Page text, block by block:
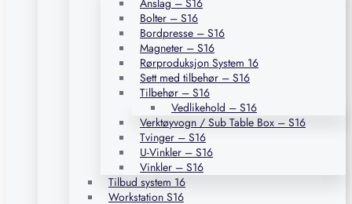
Anslag – S16
Bolter – S16
Bordpresse – S16
Magneter – S16
Rørproduksjon System 16
Sett med tilbehør – S16
Tilbehør – S16
Vedlikehold – S16
Verktøyvogn / Sub Table Box – S16
Tvinger – S16
U-Vinkler – S16
Vinkler – S16
Tilbud system 16
Workstation S16